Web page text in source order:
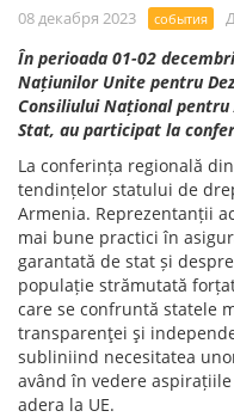
08 декабря 2023 события
În perioada 01-02
Națiunilor Unite pentru
Consiliului Național
Stat, au participat la
La conferința regională
tendințelor statului de
Armenia. Reprezentanții
mai bune practici în
garantată de stat și
populație strămutată
care se confruntă statele
transparenţei şi
subliniind necesitatea
având în vedere
adera la UE.